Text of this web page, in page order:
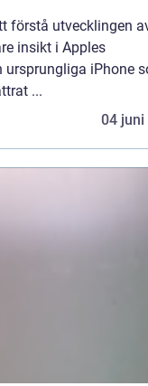
förstå utvecklingen
insikt i Apples
ursprungliga iPhone
...
04 juni